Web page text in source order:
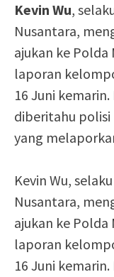
Kevin Wu,
Nusantara,
ajukan ke Polda
laporan
16 Juni
diberitahu
yang
Kevin Wu,
Nusantara,
ajukan ke Polda
laporan
16 Juni